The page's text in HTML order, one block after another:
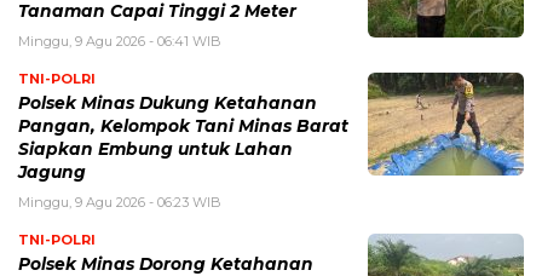
Tanaman Capai Tinggi 2 Meter
Minggu, 9 Agu 2026 - 06:41 WIB
TNI-POLRI
Polsek Minas Dukung Ketahanan
Pangan, Kelompok Tani Minas Barat
Siapkan Embung untuk Lahan
Jagung
Minggu, 9 Agu 2026 - 06:23 WIB
TNI-POLRI
Polsek Minas Dorong Ketahanan